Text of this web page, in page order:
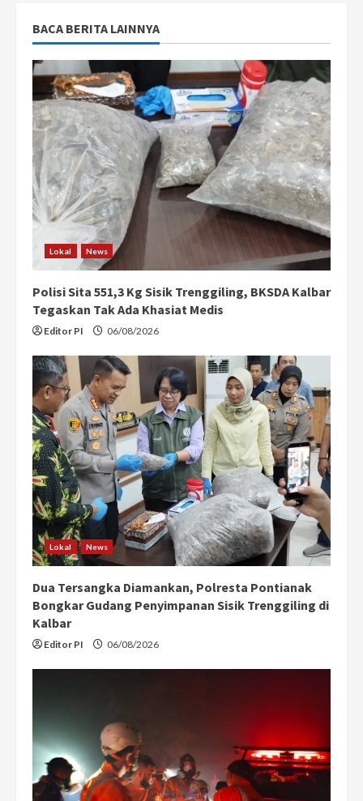
BACA BERITA LAINNYA
Lokal News
Polisi Sita 551,3 Kg Sisik Trenggiling, BKSDA Kalbar
Tegaskan Tak Ada Khasiat Medis
Editor PI 06/08/2026
Lokal News
Dua Tersangka Diamankan, Polresta Pontianak
Bongkar Gudang Penyimpanan Sisik Trenggiling di
Kalbar
Editor PI 06/08/2026